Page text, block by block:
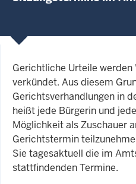
Gerichtliche Urteile
verkündet. Aus diesem
Gerichtsverhandlungen in
heißt jede Bürgerin und
Möglichkeit als Zuschauer
Gerichtstermin
Sie tagesaktuell die im
stattfindenden Termine.